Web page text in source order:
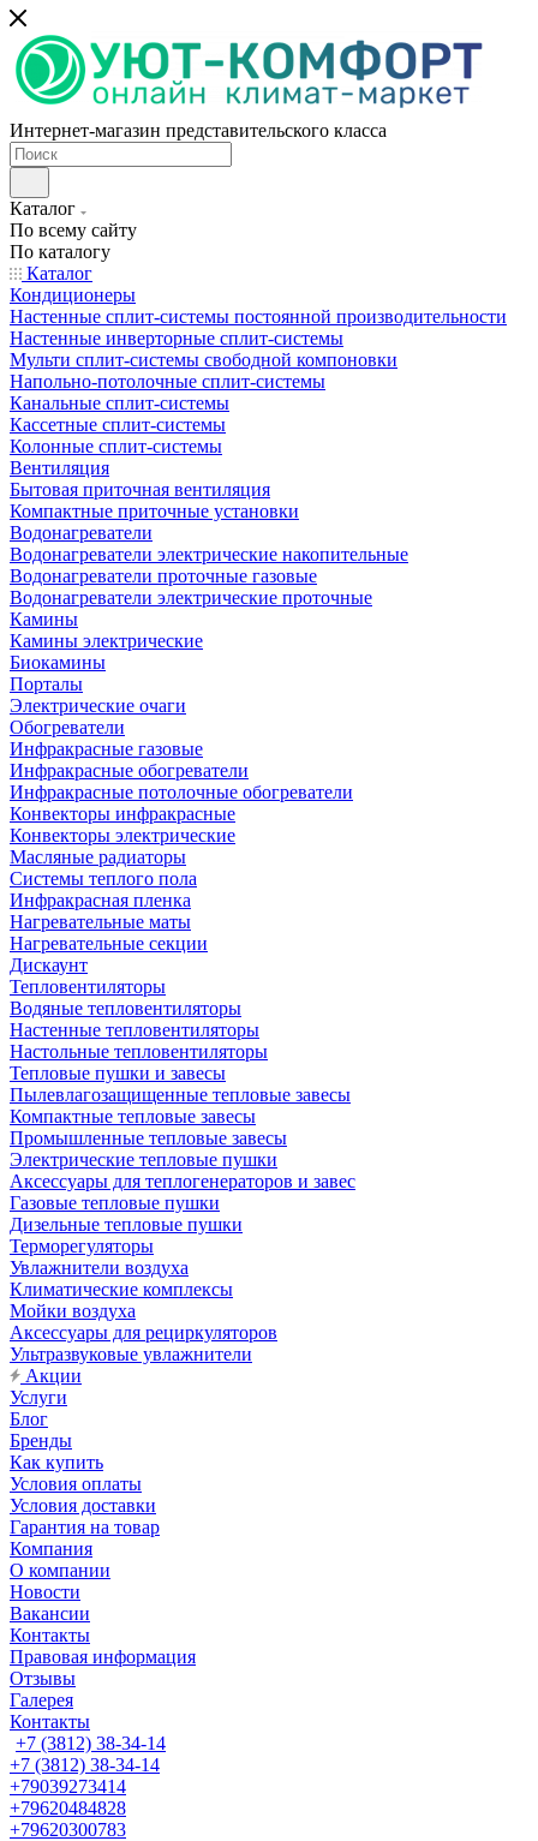
Интернет-магазин представительского класса
Каталог
По всему сайту
По каталогу
Каталог
Кондиционеры
Настенные сплит-системы постоянной производительности
Настенные инверторные сплит-системы
Мульти сплит-системы свободной компоновки
Напольно-потолочные сплит-системы
Канальные сплит-системы
Кассетные сплит-системы
Колонные сплит-системы
Вентиляция
Бытовая приточная вентиляция
Компактные приточные установки
Водонагреватели
Водонагреватели электрические накопительные
Водонагреватели проточные газовые
Водонагреватели электрические проточные
Камины
Камины электрические
Биокамины
Порталы
Электрические очаги
Обогреватели
Инфракрасные газовые
Инфракрасные обогреватели
Инфракрасные потолочные обогреватели
Конвекторы инфракрасные
Конвекторы электрические
Масляные радиаторы
Системы теплого пола
Инфракрасная пленка
Нагревательные маты
Нагревательные секции
Дискаунт
Тепловентиляторы
Водяные тепловентиляторы
Настенные тепловентиляторы
Настольные тепловентиляторы
Тепловые пушки и завесы
Пылевлагозащищенные тепловые завесы
Компактные тепловые завесы
Промышленные тепловые завесы
Электрические тепловые пушки
Аксессуары для теплогенераторов и завес
Газовые тепловые пушки
Дизельные тепловые пушки
Терморегуляторы
Увлажнители воздуха
Климатические комплексы
Мойки воздуха
Аксессуары для рециркуляторов
Ультразвуковые увлажнители
Акции
Услуги
Блог
Бренды
Как купить
Условия оплаты
Условия доставки
Гарантия на товар
Компания
О компании
Новости
Вакансии
Контакты
Правовая информация
Отзывы
Галерея
Контакты
+7 (3812) 38-34-14
+7 (3812) 38-34-14
+79039273414
+79620484828
+79620300783